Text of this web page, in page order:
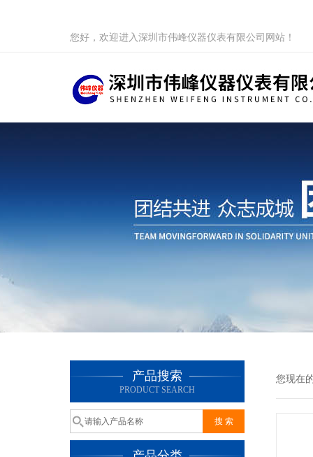
您好，欢迎进入深圳市伟峰仪器仪表有限公司网站！
产品搜索
PRODUCT SEARCH
您现在